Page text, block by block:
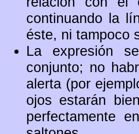
continuando la
éste, ni tampoco
La expresión
conjunto; no
alerta (por
ojos estarán
perfectamente